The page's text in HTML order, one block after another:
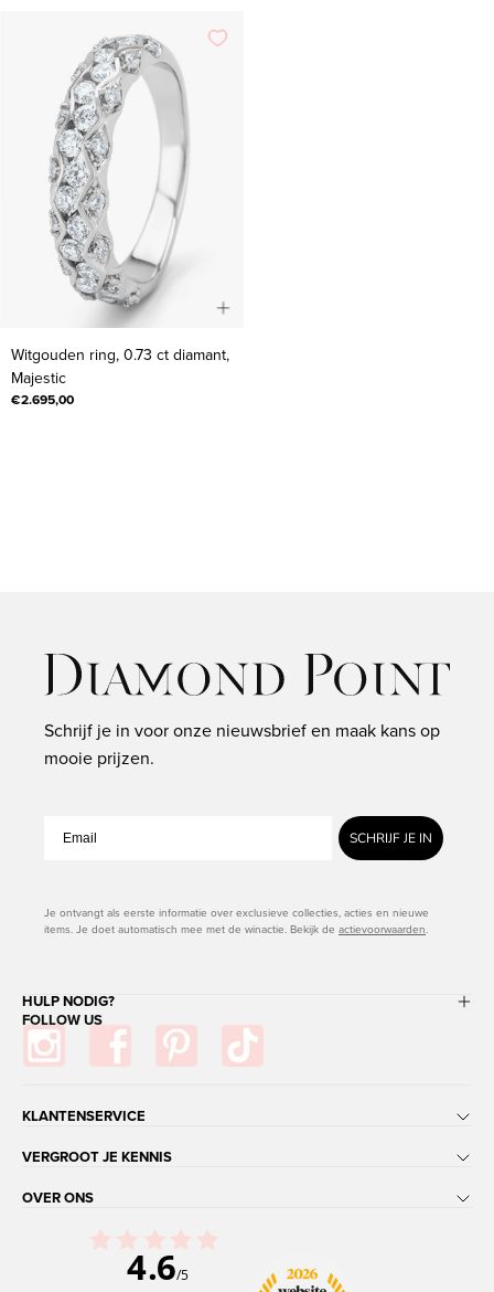
ring,
Witgouden ring, 0.73 ct diamant,
Majestic
€2.695,00
Schrijf je in voor onze nieuwsbrief en maak kans op
mooie prijzen.
SCHRIJF JE IN
Je ontvangt als eerste informatie over exclusieve collecties, acties en nieuwe
items. Je doet automatisch mee met de winactie. Bekijk de actievoorwaarden.
HULP NODIG?
FOLLOW US
KLANTENSERVICE
VERGROOT JE KENNIS
OVER ONS
4.6/5